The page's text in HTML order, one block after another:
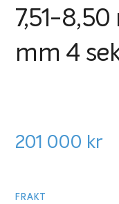
7,51-
mm 4
201 000 kr
FRAKT